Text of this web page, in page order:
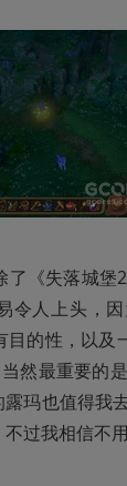
《失落城堡
令人上头，
目的性，以及
然最重要的
玛也值得我
过我相信不